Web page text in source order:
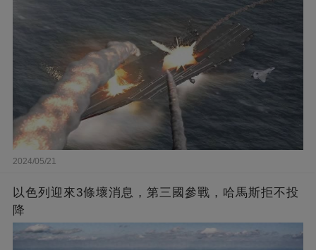
2024/05/21
以色列迎來3條壞消息，第三國參戰，哈馬斯拒不投
降